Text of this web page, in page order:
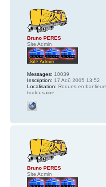
Bruno PERES
Site Admin
Messages: 10039
Inscription: 17 Aoû 2005 13:52
Localisation: Roques en banlieue
toulousaine
Bruno PERES
Site Admin